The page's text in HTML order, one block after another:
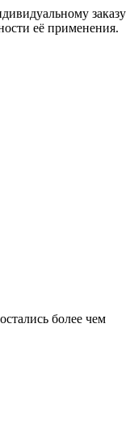
заказу
её применения.
более чем